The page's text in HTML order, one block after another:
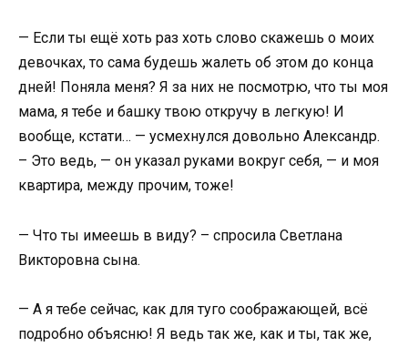
— Если ты ещё хоть раз хоть слово скажешь о моих
девочках, то сама будешь жалеть об этом до конца
дней! Поняла меня? Я за них не посмотрю, что ты моя
мама, я тебе и башку твою откручу в легкую! И
вообще, кстати… — усмехнулся довольно Александр.
– Это ведь, — он указал руками вокруг себя, — и моя
квартира, между прочим, тоже!
— Что ты имеешь в виду? – спросила Светлана
Викторовна сына.
— А я тебе сейчас, как для туго соображающей, всё
подробно объясню! Я ведь так же, как и ты, так же,